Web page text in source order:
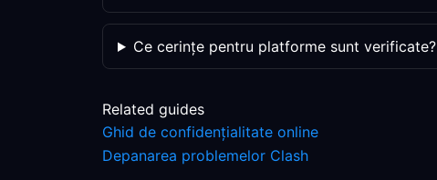
Ce cerințe pentru platforme sunt verificate?
Related guides
Ghid de confidențialitate online
Depanarea problemelor Clash